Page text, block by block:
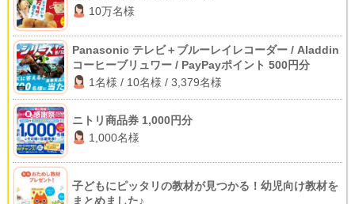
10万名様
Panasonic テレビ＋ブルーレイレコーダー / Aladdin
コーヒーブリュワー / PayPayポイント 500円分
1名様 / 10名様 / 3,379名様
ニトリ商品券 1,000円分
1,000名様
子どもにピッタリの教材が見つかる！幼児向け教材を
まとめました♪